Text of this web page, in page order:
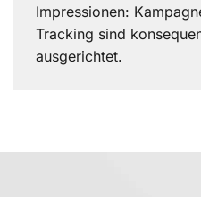
Impressionen:
Tracking sind
ausgerichtet.